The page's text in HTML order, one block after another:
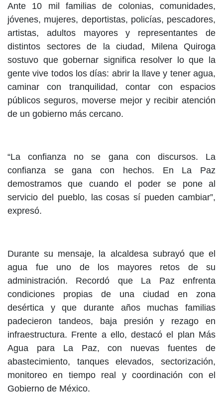
Ante 10 mil familias de colonias, comunidades,
jóvenes, mujeres, deportistas, policías, pescadores,
artistas, adultos mayores y representantes de
distintos sectores de la ciudad, Milena Quiroga
sostuvo que gobernar significa resolver lo que la
gente vive todos los días: abrir la llave y tener agua,
caminar con tranquilidad, contar con espacios
públicos seguros, moverse mejor y recibir atención
de un gobierno más cercano.
“La confianza no se gana con discursos. La
confianza se gana con hechos. En La Paz
demostramos que cuando el poder se pone al
servicio del pueblo, las cosas sí pueden cambiar”,
expresó.
Durante su mensaje, la alcaldesa subrayó que el
agua fue uno de los mayores retos de su
administración. Recordó que La Paz enfrenta
condiciones propias de una ciudad en zona
desértica y que durante años muchas familias
padecieron tandeos, baja presión y rezago en
infraestructura. Frente a ello, destacó el plan Más
Agua para La Paz, con nuevas fuentes de
abastecimiento, tanques elevados, sectorización,
monitoreo en tiempo real y coordinación con el
Gobierno de México.